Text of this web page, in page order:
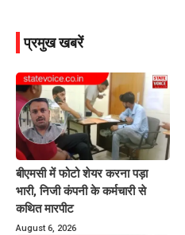
प्रमुख खबरें
बीएमसी में फोटो शेयर करना पड़ा
भारी, निजी कंपनी के कर्मचारी से
कथित मारपीट
August 6, 2026